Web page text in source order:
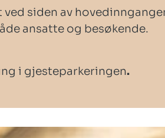
siden av
ansatte og besøkende.
i gjesteparkeringen.